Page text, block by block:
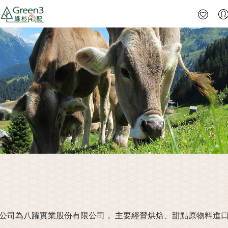
司為八躍實業股份有限公司， 主要經營烘焙、甜點原物料進